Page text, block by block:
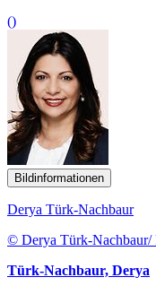
()
Bildinformationen
Derya Türk-Nachbaur
© Derya Türk-Nachbaur/
Türk-Nachbaur, Derya